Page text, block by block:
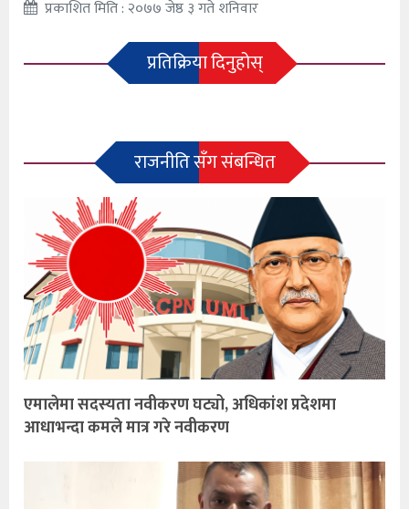
प्रकाशित मिति : २०७७ जेष्ठ ३ गते शनिवार
प्रतिक्रिया दिनुहोस्
राजनीति सँग संबन्धित
एमालेमा सदस्यता नवीकरण घट्यो, अधिकांश प्रदेशमा
आधाभन्दा कमले मात्र गरे नवीकरण